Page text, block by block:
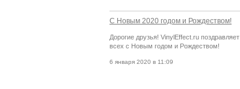
С Новым 2020 годом и Рождеством!
Дорогие друзья! VinylEffect.ru поздравляет
всех с Новым годом и Рождеством!
6 января 2020 в 11:09